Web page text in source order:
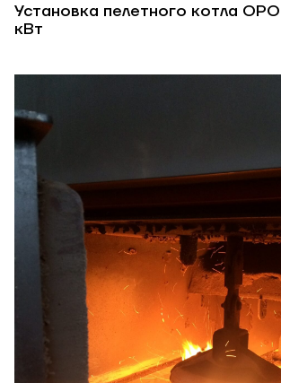
Установка пелетного котла
кВт